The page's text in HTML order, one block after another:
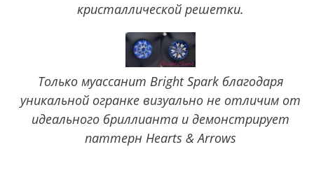
кристаллической решетки.
Только муассанит Bright Spark благодаря
уникальной огранке визуально не отличим от
идеального бриллианта и демонстрирует
паттерн Hearts & Arrows